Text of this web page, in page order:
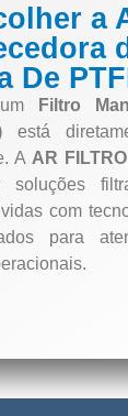
a
De
Filtro
está
A AR FILTRO
soluções
com
para